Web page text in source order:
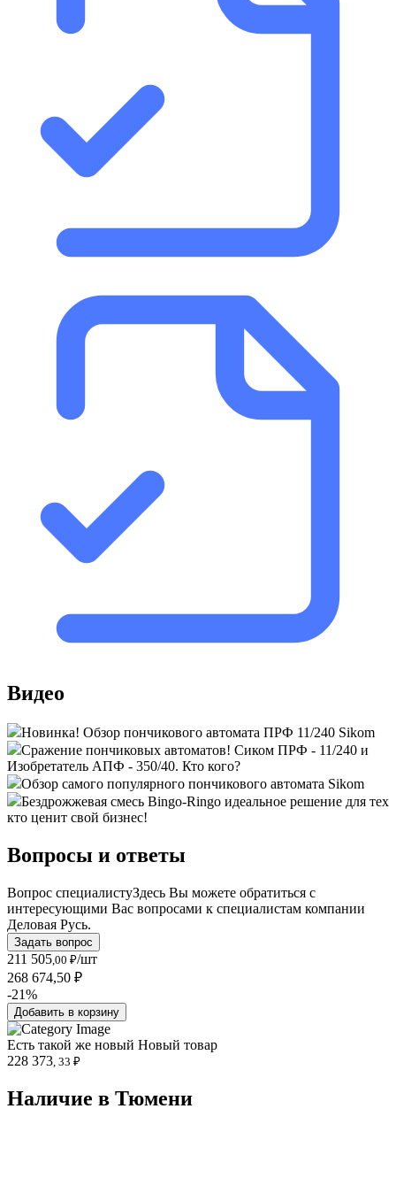
Видео
Новинка! Обзор пончикового автомата ПРФ 11/240 Sikom
Сражение пончиковых автоматов! Сиком ПРФ - 11/240 и
Изобретатель АПФ - 350/40. Кто кого?
Обзор самого популярного пончикового автомата Sikom
Бездрожжевая смесь Bingo-Ringo идеальное решение для тех
кто ценит свой бизнес!
Вопросы и ответы
Вопрос специалистуЗдесь Вы можете обратиться с
интересующими Вас вопросами к специалистам компании
Деловая Русь.
Задать вопрос
211 505 ,00 ₽/шт
268 674,50 ₽
-21%
Добавить в корзину
Есть такой же новый Новый товар
228 373 , 33 ₽
Наличие в Тюмени